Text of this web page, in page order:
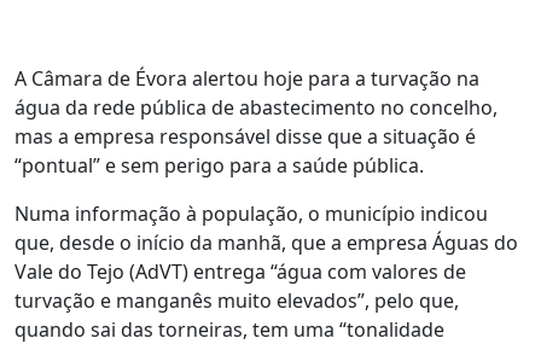
A Câmara de Évora alertou hoje para a turvação na
água da rede pública de abastecimento no concelho,
mas a empresa responsável disse que a situação é
“pontual” e sem perigo para a saúde pública.
Numa informação à população, o município indicou
que, desde o início da manhã, que a empresa Águas do
Vale do Tejo (AdVT) entrega “água com valores de
turvação e manganês muito elevados”, pelo que,
quando sai das torneiras, tem uma “tonalidade